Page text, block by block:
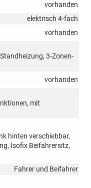
vorhanden
elektrisch 4-fach
vorhanden
3-Zonen-
vorhanden
mit
hinten verschiebbar,
Isofix Beifahrersitz,
Fahrer und Beifahrer